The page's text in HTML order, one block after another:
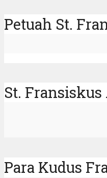
Petuah St.
St. Fransiskus
Para Kudus